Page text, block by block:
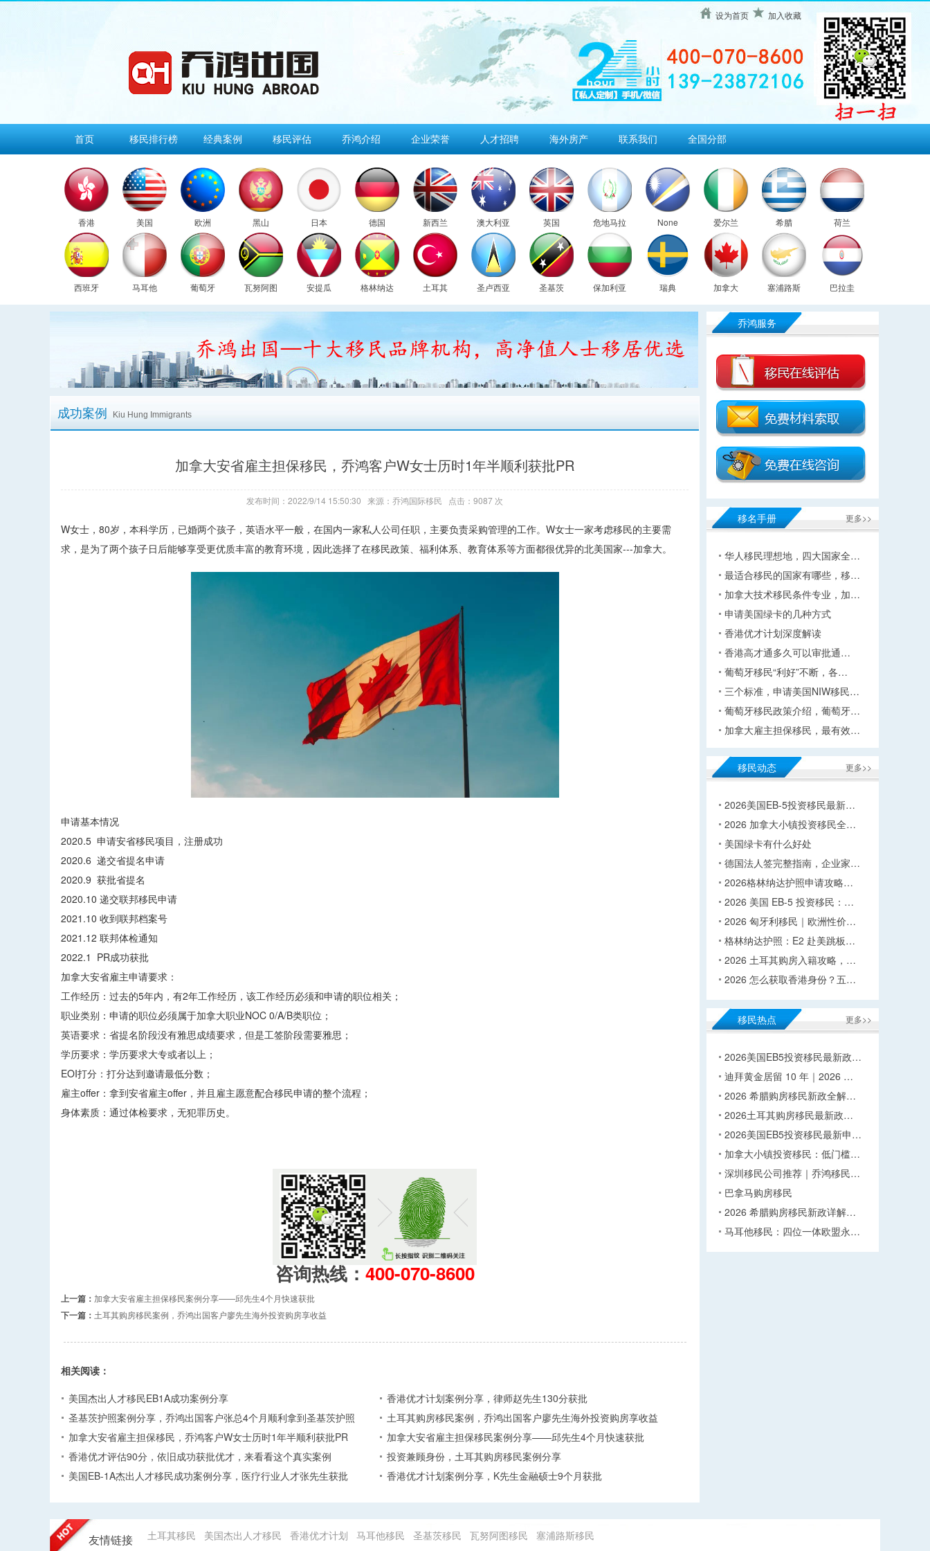
设为首页 加入收藏
首页 移民排行榜 经典案例 移民评估 乔鸿介绍 企业荣誉 人才招聘 海外房产 联系我们 全国分部
香港 美国 欧洲 黑山 日本 德国 新西兰 澳大利亚 英国 危地马拉 None 爱尔兰 希腊 荷兰
西班牙 马耳他 葡萄牙 瓦努阿图 安提瓜 格林纳达 土耳其 圣卢西亚 圣基茨 保加利亚 瑞典 加拿大 塞浦路斯 巴拉圭
成功案例 Kiu Hung Immigrants
加拿大安省雇主担保移民，乔鸿客户W女士历时1年半顺利获批PR
发布时间：2022/9/14 15:50:30 来源：乔鸿国际移民 点击：9087 次
W女士，80岁，本科学历，已婚两个孩子，英语水平一般，在国内一家私人公司任职，主要负责采购管理的工作。W女士一家考虑移民的主要需
求，是为了两个孩子日后能够享受更优质丰富的教育环境，因此选择了在移民政策、福利体系、教育体系等方面都很优异的北美国家---加拿大。
申请基本情况
2020.5 申请安省移民项目，注册成功
2020.6 递交省提名申请
2020.9 获批省提名
2020.10 递交联邦移民申请
2021.10 收到联邦档案号
2021.12 联邦体检通知
2022.1 PR成功获批
加拿大安省雇主申请要求：
工作经历：过去的5年内，有2年工作经历，该工作经历必须和申请的职位相关；
职业类别：申请的职位必须属于加拿大职业NOC 0/A/B类职位；
英语要求：省提名阶段没有雅思成绩要求，但是工签阶段需要雅思；
学历要求：学历要求大专或者以上；
EOI打分：打分达到邀请最低分数；
雇主offer：拿到安省雇主offer，并且雇主愿意配合移民申请的整个流程；
身体素质：通过体检要求，无犯罪历史。
咨询热线： 400-070-8600
上一篇： 加拿大安省雇主担保移民案例分享——邱先生4个月快速获批
下一篇： 土耳其购房移民案例，乔鸿出国客户廖先生海外投资购房享收益
相关阅读：
美国杰出人才移民EB1A成功案例分享
香港优才计划案例分享，律师赵先生130分获批
圣基茨护照案例分享，乔鸿出国客户张总4个月顺利拿到圣基茨护照
土耳其购房移民案例，乔鸿出国客户廖先生海外投资购房享收益
加拿大安省雇主担保移民，乔鸿客户W女士历时1年半顺利获批PR
加拿大安省雇主担保移民案例分享——邱先生4个月快速获批
香港优才评估90分，依旧成功获批优才，来看看这个真实案例
投资兼顾身份，土耳其购房移民案例分享
美国EB-1A杰出人才移民成功案例分享，医疗行业人才张先生获批
香港优才计划案例分享，K先生金融硕士9个月获批
乔鸿服务
更多>>
移名手册
华人移民理想地，四大国家全…
最适合移民的国家有哪些，移…
加拿大技术移民条件专业，加…
申请美国绿卡的几种方式
香港优才计划深度解读
香港高才通多久可以审批通…
葡萄牙移民“利好”不断，各…
三个标准，申请美国NIW移民…
葡萄牙移民政策介绍，葡萄牙…
加拿大雇主担保移民，最有效…
更多>>
移民动态
2026美国EB-5投资移民最新…
2026 加拿大小镇投资移民全…
美国绿卡有什么好处
德国法人签完整指南，企业家…
2026格林纳达护照申请攻略…
2026 美国 EB-5 投资移民：…
2026 匈牙利移民｜欧洲性价…
格林纳达护照：E2 赴美跳板…
2026 土耳其购房入籍攻略，…
2026 怎么获取香港身份？五…
更多>>
移民热点
2026美国EB5投资移民最新政…
迪拜黄金居留 10 年｜2026 …
2026 希腊购房移民新政全解…
2026土耳其购房移民最新政…
2026美国EB5投资移民最新申…
加拿大小镇投资移民：低门槛…
深圳移民公司推荐｜乔鸿移民…
巴拿马购房移民
2026 希腊购房移民新政详解…
马耳他移民：四位一体欧盟永…
友情链接 土耳其移民 美国杰出人才移民 香港优才计划 马耳他移民 圣基茨移民 瓦努阿图移民 塞浦路斯移民